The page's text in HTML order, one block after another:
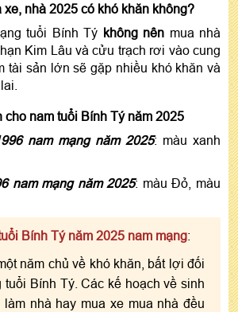
xe, nhà 2025 có khó khăn không?
tuổi Bính Tý không nên mua nhà
Kim Lâu và cửu trạch rơi vào cung
tài sản lớn sẽ gặp nhiều khó khăn và
cho nam tuổi Bính Tý năm 2025
nam mạng năm 2025: màu xanh
nam mạng năm 2025: màu Đỏ, màu
Bính Tý năm 2025 nam mạng:
năm chủ về khó khăn, bất lợi đối
tuổi Bính Tý. Các kế hoạch về sinh
nhà hay mua xe mua nhà đều